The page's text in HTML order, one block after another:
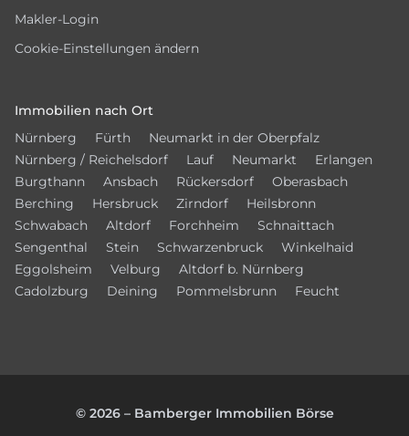
Makler-Login
Cookie-Einstellungen ändern
Immobilien nach Ort
Nürnberg
Fürth
Neumarkt in der Oberpfalz
Nürnberg / Reichelsdorf
Lauf Neumarkt
Erlangen
Burgthann
Ansbach Rückersdorf
Oberasbach
Berching
Hersbruck Zirndorf
Heilsbronn
Schwabach
Altdorf Forchheim
Schnaittach
Sengenthal
Stein Schwarzenbruck
Winkelhaid
Eggolsheim
Velburg
Altdorf b. Nürnberg
Cadolzburg
Deining Pommelsbrunn Feucht
© 2026 – Bamberger Immobilien Börse